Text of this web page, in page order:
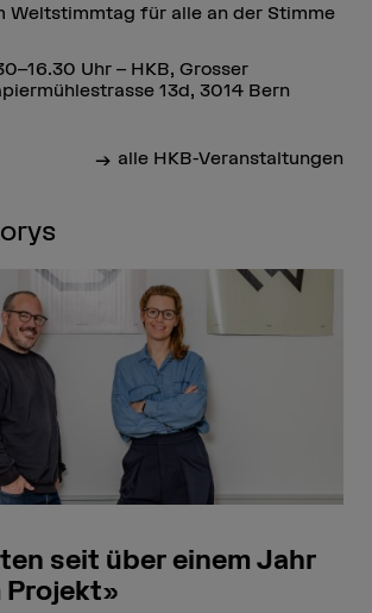
Weltstimmtag für alle an der Stimme
Uhr – HKB, Grosser
13d, 3014 Bern
alle HKB-Veranstaltungen
seit über einem Jahr
Projekt»